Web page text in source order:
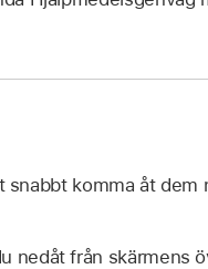
komma åt dem
nedåt från skärmens